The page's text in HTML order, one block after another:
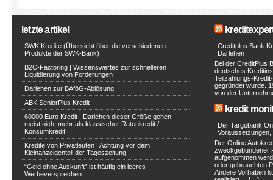
letzte artikel
SWK Kredite (Übersicht über die verschiedenen
Produkte der SWK-Bank)
B2C-Factoring | Wissenswertes zur schnelleren
Liquidierung von Forderungen
Darlehen zur BAföG-Ablösung
ABK SeniorPlus Kredit
60000 Euro Kredit | Darlehen dieser Größe gehen
meist nicht mehr als klassischer Ratenkredit /
Konsumkredit
Kredite von Privatleuten | Achtung vor dem
Kleinanzeigenteil der Tageszeitung
“Geld ohne Auskunft” ist häufig ein leeres
Werbeversprechen
Creditplus Bank
Darlehen
Bei der CreditPlus
deutsches
Teilzahlungs-
gegründet wurde.
von der
kredit
Der Targobank
Voraussetzungen,
Der Online
zweckgebundener
aufgenommen
oder gebrauchten
Andere Vorhaben